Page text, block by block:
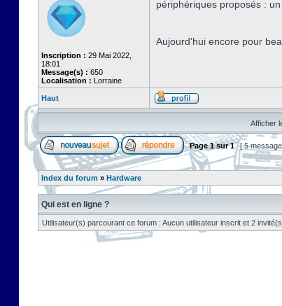
Inscription : 29 Mai 2022,
18:01
Message(s) : 650
Localisation : Lorraine
périphériques proposés :
Aujourd'hui encore pour
Haut
Afficher
Page1sur1 [ 5
Index du forum » Hardware
Qui est en ligne ?
Utilisateur(s) parcourant ce forum : Aucun utilisateur inscrit et 2